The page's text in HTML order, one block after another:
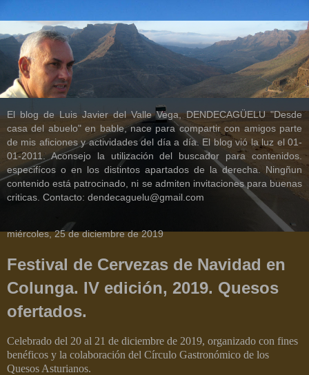
El blog de Luis Javier del Valle Vega, DENDECAGÜELU "Desde
casa del abuelo" en bable, nace para compartir con amigos parte
de mis aficiones y actividades del día a día. El blog vió la luz el 01-
01-2011. Aconsejo la utilización del buscador para contenidos.
especifícos o en los distintos apartados de la derecha. Ningñun
contenido está patrocinado, ni se admiten invitaciones para buenas
criticas. Contacto: dendecaguelu@gmail.com
miércoles, 25 de diciembre de 2019
Festival de Cervezas de Navidad en
Colunga. IV edición, 2019. Quesos
ofertados.
Celebrado del 20 al 21 de diciembre de 2019, organizado con fines
benéficos y la colaboración del Círculo Gastronómico de los
Quesos Asturianos.